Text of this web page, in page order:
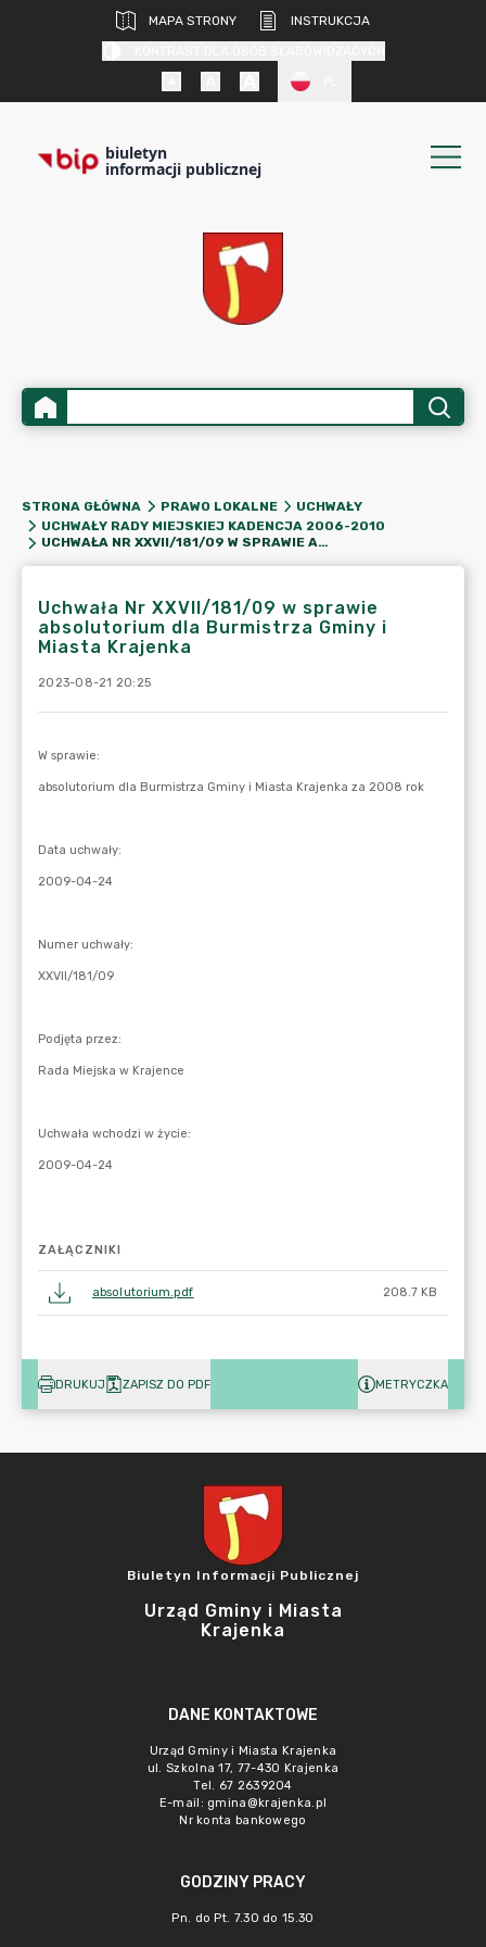
MAPA STRONY
INSTRUKCJA
biuletyn
informacji publicznej
STRONA GŁÓWNA PRAWO LOKALNE
UCHWAŁY
UCHWAŁY RADY MIEJSKIEJ KADENCJA 2006-2010
UCHWAŁA NR XXVII/181/09 W SPRAWIE ABSOLUTORIUM DLA BURMISTRZA GMINY I MIASTA KRAJENKA
Uchwała Nr XXVII/181/09 w sprawie
absolutorium dla Burmistrza Gminy i
Miasta Krajenka
2023-08-21 20:25
ZAŁĄCZNIKI
absolutorium.pdf 208.7 KB
DRUKUJ ZAPISZ DO PDF METRYCZKA
Biuletyn Informacji Publicznej
Urząd Gminy i Miasta
Krajenka
DANE KONTAKTOWE
Urząd Gminy i Miasta Krajenka
ul. Szkolna 17, 77-430 Krajenka
Tel. 67 2639204
E-mail: gmina@krajenka.pl
Nr konta bankowego
GODZINY PRACY
Pn. do Pt. 7.30 do 15.30